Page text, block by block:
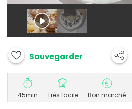
Sauvegarder
45min Très facile Bon marché